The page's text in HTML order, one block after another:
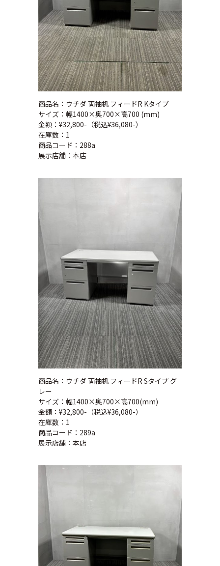
商品名：ウチダ 両袖机 フィードR Kタイプ
サイズ：幅1400×奥700×高700 (mm)
金額：¥32,800-（税込¥36,080-）
在庫数：1
商品コード：288a
展示店舗：本店
商品名：ウチダ 両袖机 フィードR Sタイプ グ
レー
サイズ：幅1400×奥700×高700(mm)
金額：¥32,800-（税込¥36,080-）
在庫数：1
商品コード：289a
展示店舗：本店